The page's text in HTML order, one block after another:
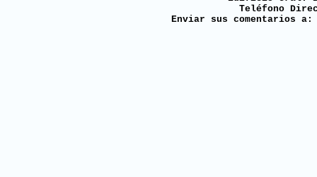
Teléfono
Enviar sus comentarios